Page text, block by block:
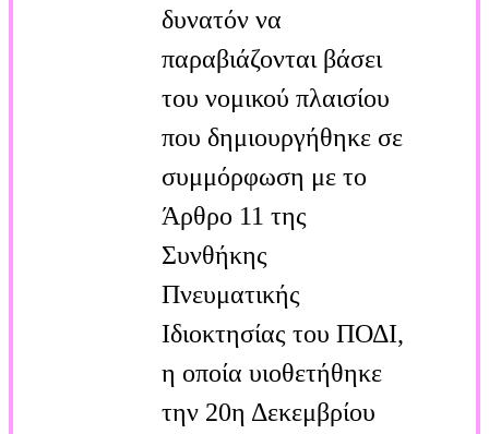
δυνατόν να
παραβιάζονται βάσει
του νομικού πλαισίου
που δημιουργήθηκε σε
συμμόρφωση με το
Άρθρο 11 της
Συνθήκης
Πνευματικής
Ιδιοκτησίας του ΠΟΔΙ,
η οποία υιοθετήθηκε
την 20η Δεκεμβρίου